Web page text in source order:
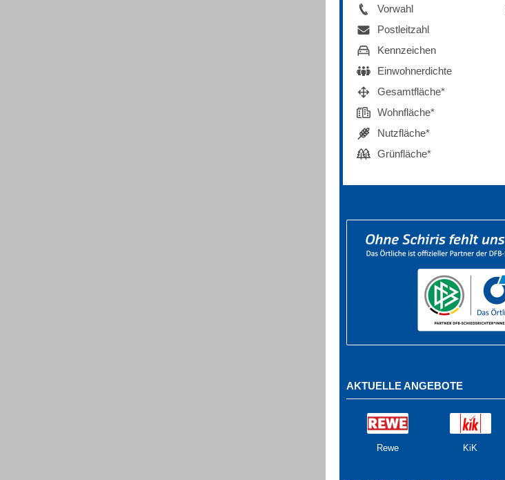
Vorwahl
Postleitzahl
Kennzeichen
Einwohnerdichte
Gesamtfläche*
Wohnfläche*
Nutzfläche*
Grünfläche*
AKTUELLE ANGEBOTE
Rewe KiK